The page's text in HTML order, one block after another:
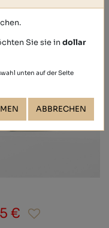
€
Sie sie indollar
unten auf der Seite
ABBRECHEN